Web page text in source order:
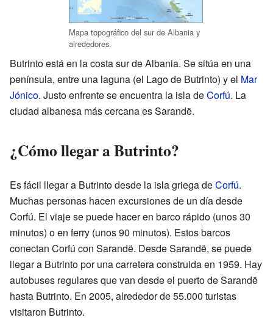
Mapa topográfico del sur de Albania y
alrededores.
Butrinto está en la costa sur de Albania. Se sitúa en una
península, entre una laguna (el Lago de Butrinto) y el Mar
Jónico. Justo enfrente se encuentra la isla deCorfú. La
ciudad albanesa más cercana es Sarandë.
¿Cómo llegar a Butrinto?
Es fácil llegar a Butrinto desde la isla griega deCorfú.
Muchas personas hacen excursiones de un día desde
Corfú. El viaje se puede hacer en barco rápido (unos 30
minutos) o en ferry (unos 90 minutos). Estos barcos
conectan Corfú con Sarandë. Desde Sarandë, se puede
llegar a Butrinto por una carretera construida en 1959. Hay
autobuses regulares que van desde el puerto de Sarandë
hasta Butrinto. En 2005, alrededor de 55.000 turistas
visitaron Butrinto.